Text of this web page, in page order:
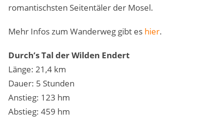
romantischsten Seitentäler der Mosel.
Mehr Infos zum Wanderweg gibt es hier.
Durch’s Tal der Wilden Endert
Länge: 21,4 km
Dauer: 5 Stunden
Anstieg: 123 hm
Abstieg: 459 hm